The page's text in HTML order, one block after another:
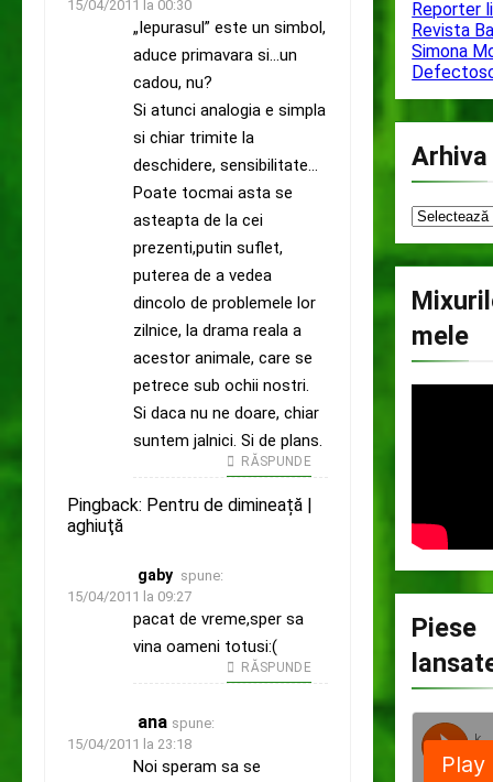
15/04/2011 la 00:30
„Iepurasul” este un simbol,
aduce primavara si…un
cadou, nu?
Si atunci analogia e simpla
si chiar trimite la
deschidere, sensibilitate…
Poate tocmai asta se
asteapta de la cei
prezenti,putin suflet,
puterea de a vedea
dincolo de problemele lor
zilnice, la drama reala a
acestor animale, care se
petrece sub ochii nostri.
Si daca nu ne doare, chiar
suntem jalnici. Si de plans.
RĂSPUNDE
Pingback: Pentru de dimineață |
aghiuţă
gaby spune:
15/04/2011 la 09:27
pacat de vreme,sper sa
vina oameni totusi:(
RĂSPUNDE
ana spune:
15/04/2011 la 23:18
Noi speram sa se
Reporter
Revista
Simona
Arhiva
Arhiva
mele
Piese